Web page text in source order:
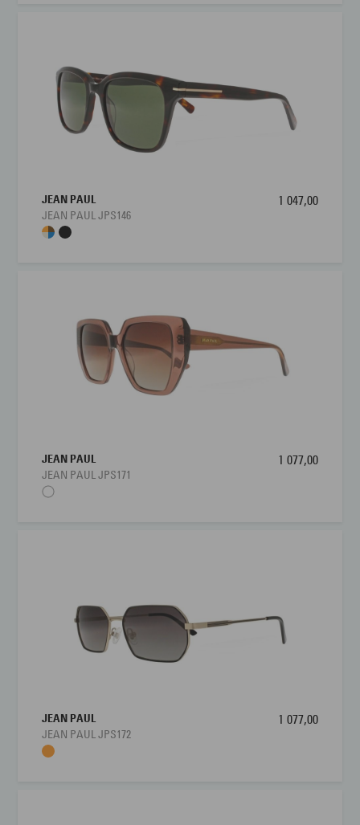
JEAN PAUL
JEAN PAUL JPS146
1 047,00
JEAN PAUL
JEAN PAUL JPS171
1 077,00
JEAN PAUL
JEAN PAUL JPS172
1 077,00